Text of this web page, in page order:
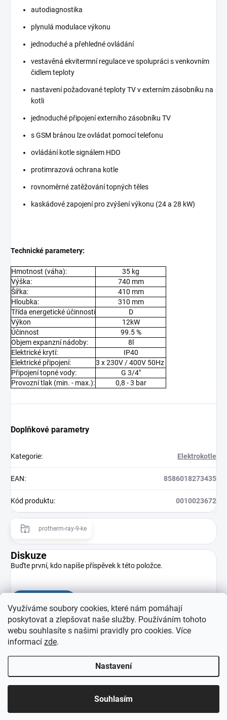
Využíváme soubory cookies, které nám pomáhají
poskytovat a zlepšovat naše služby. Používáním tohoto
webu souhlasíte s našimi pravidly pro cookies. Více
informací zde.
Nastavení
Souhlasím
autodiagnostika
plynulá modulace výkonu
jednoduché a přehledné ovládání
vestavěná ekvitermní regulace ve spolupráci s venkovním
čidlem teploty
nastavení požadované teploty TV v externím zásobníku na
kotli
jednoduché připojení externího zásobníku TV
s GSM bránou lze ovládat pomocí telefonu
ovládání kotle signálem HDO
protimrazová ochrana kotle
rovnoměrné zatěžování topných těles
kaskádové zapojení pro zvýšení výkonu (24 a 28 kW)
Technické parametery:
Hmotnost (váha):
35 kg
Výška:
740 mm
Šířka:
410 mm
Hloubka:
310 mm
Třída energetické účinnosti
D
Výkon
12kW
Účinnost
99.5 %
Objem expanzní nádoby:
8l
Elektrické krytí:
IP40
Elektrické připojení:
3 x 230V / 400V 50Hz
Připojení topné vody:
G 3/4"
Provozní tlak (min. - max.):
0,8 - 3 bar
Doplňkové parametry
Kategorie: Elektrokotle
EAN: 8586018273435
Kód produktu: 0010023672
protherm-ray-9-ke
Diskuze
Buďte první, kdo napíše příspěvek k této položce.
eprovas.cz . Všechna práva vyhrazena.